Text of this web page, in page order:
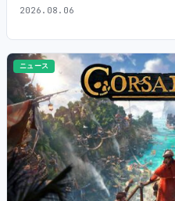
2026.08.06
ニュース